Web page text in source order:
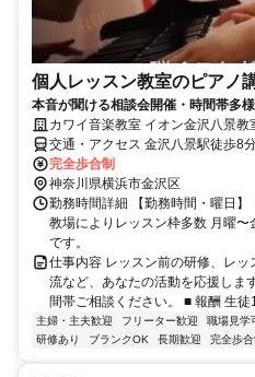
個人レッスン教室のピアノ
本音が聞ける相談会開催・時間帯多
カワイ音楽教室 イオン金沢八景教
交通・アクセス 金沢八景駅徒歩8
完全歩合制
神奈川県横浜市金沢区
勤務時間詳細 【勤務時間・曜日
教場によりレッスン枠多数 月曜
です。
仕事内容 レッスン前の研修、レ
流など、あなたの活動を応援しま
間帯ご相談ください。 ■ 報酬 生
主婦・主夫歓迎 フリーター歓迎 職場見学
研修あり
ブランクOK 長期歓迎 完全歩合